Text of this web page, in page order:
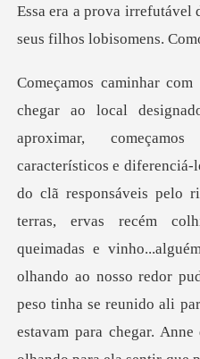
seus filhos
peso tinha se reunido ali
estavam para chegar.